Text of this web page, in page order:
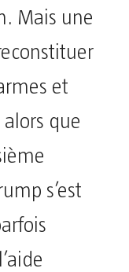
Mais une
et
alors que
s’est